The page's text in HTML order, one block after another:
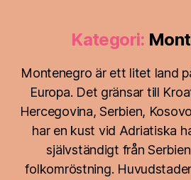
Kategori:
Montenegro är ett litet land
Europa. Det gränsar till
Hercegovina, Serbien,
har en kust vid Adriatiska
självständigt från
folkomröstning.